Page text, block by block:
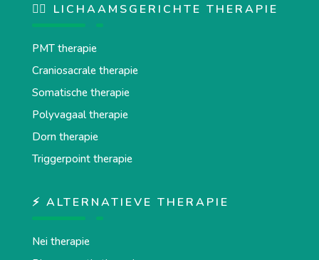
💆‍♂️ LICHAAMSGERICHTE THERAPIE
PMT therapie
Craniosacrale therapie
Somatische therapie
Polyvagaal therapie
Dorn therapie
Triggerpoint therapie
⚡ ALTERNATIEVE THERAPIE
Nei therapie